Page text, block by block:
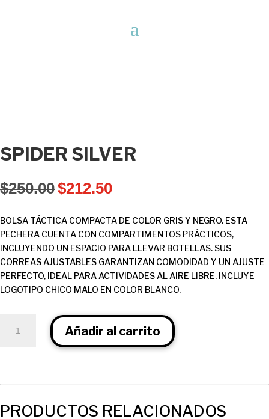
SPIDER SILVER
$250.00$212.50
BOLSA TÁCTICA COMPACTA DE COLOR GRIS Y NEGRO. ESTA
PECHERA CUENTA CON COMPARTIMENTOS PRÁCTICOS,
INCLUYENDO UN ESPACIO PARA LLEVAR BOTELLAS. SUS
CORREAS AJUSTABLES GARANTIZAN COMODIDAD Y UN AJUSTE
PERFECTO, IDEAL PARA ACTIVIDADES AL AIRE LIBRE. INCLUYE
LOGOTIPO CHICO MALO EN COLOR BLANCO.
Silver
Añadir al carrito
PRODUCTOS RELACIONADOS